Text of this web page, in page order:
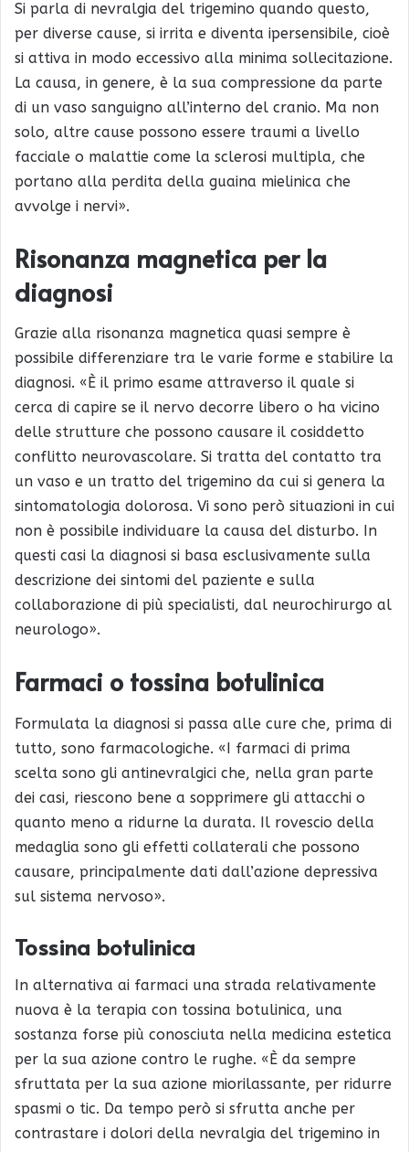
Si parla di nevralgia del trigemino quando questo,
per diverse cause, si irrita e diventa ipersensibile, cioè
si attiva in modo eccessivo alla minima sollecitazione.
La causa, in genere, è la sua compressione da parte
di un vaso sanguigno all’interno del cranio. Ma non
solo, altre cause possono essere traumi a livello
facciale o malattie come la sclerosi multipla, che
portano alla perdita della guaina mielinica che
avvolge i nervi».
Risonanza magnetica per la
diagnosi
Grazie alla risonanza magnetica quasi sempre è
possibile differenziare tra le varie forme e stabilire la
diagnosi. «È il primo esame attraverso il quale si
cerca di capire se il nervo decorre libero o ha vicino
delle strutture che possono causare il cosiddetto
conflitto neurovascolare. Si tratta del contatto tra
un vaso e un tratto del trigemino da cui si genera la
sintomatologia dolorosa. Vi sono però situazioni in cui
non è possibile individuare la causa del disturbo. In
questi casi la diagnosi si basa esclusivamente sulla
descrizione dei sintomi del paziente e sulla
collaborazione di più specialisti, dal neurochirurgo al
neurologo».
Farmaci o tossina botulinica
Formulata la diagnosi si passa alle cure che, prima di
tutto, sono farmacologiche. «I farmaci di prima
scelta sono gli antinevralgici che, nella gran parte
dei casi, riescono bene a sopprimere gli attacchi o
quanto meno a ridurne la durata. Il rovescio della
medaglia sono gli effetti collaterali che possono
causare, principalmente dati dall’azione depressiva
sul sistema nervoso».
Tossina botulinica
In alternativa ai farmaci una strada relativamente
nuova è la terapia con tossina botulinica, una
sostanza forse più conosciuta nella medicina estetica
per la sua azione contro le rughe. «È da sempre
sfruttata per la sua azione miorilassante, per ridurre
spasmi o tic. Da tempo però si sfrutta anche per
contrastare i dolori della nevralgia del trigemino in